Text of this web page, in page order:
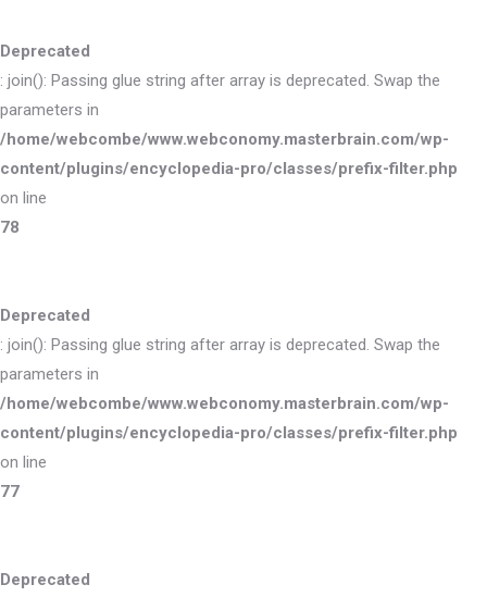
Deprecated
: join(): Passing glue string after array is deprecated. Swap the
parameters in
/home/webcombe/www.webconomy.masterbrain.com/wp-
content/plugins/encyclopedia-pro/classes/prefix-filter.php
on line
78
Deprecated
: join(): Passing glue string after array is deprecated. Swap the
parameters in
/home/webcombe/www.webconomy.masterbrain.com/wp-
content/plugins/encyclopedia-pro/classes/prefix-filter.php
on line
77
Deprecated